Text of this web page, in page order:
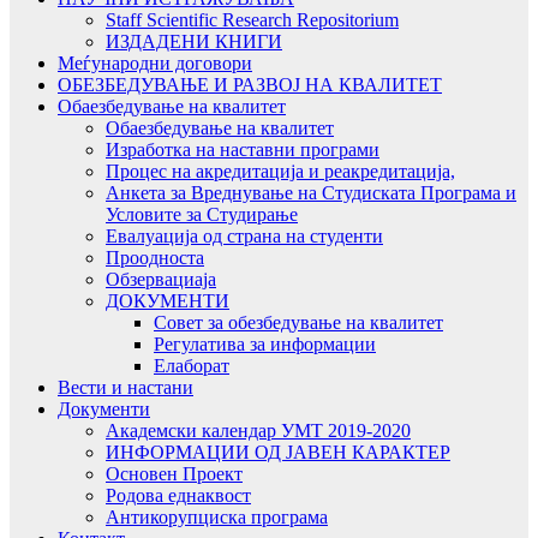
Staff Scientific Research Repositorium
ИЗДАДЕНИ КНИГИ
Меѓународни договори
ОБЕЗБЕДУВАЊЕ И РАЗВОЈ НА КВАЛИТЕТ
Обаезбедување на квалитет
Обаезбедување на квалитет
Изработка на наставни програми
Процес на акредитација и реакредитација,
Анкета за Вреднување на Студиската Програма и
Условите за Студирање
Евалуација од страна на студенти
Проодноста
Обзервациаја
ДОКУМЕНТИ
Совет за обезбедување на квалитет
Регулатива за информации
Елаборат
Вести и настани
Документи
Академски календар УМТ 2019-2020
ИНФОРМАЦИИ ОД ЈАВЕН КАРАКТЕР
Основен Проект
Родова еднаквост
Антикорупциска програма